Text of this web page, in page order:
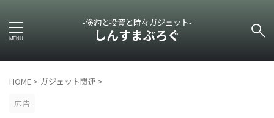
-倹約と投資と時々ガジェット-
しんすまぶろぐ
HOME > ガジェット関連 >
広告